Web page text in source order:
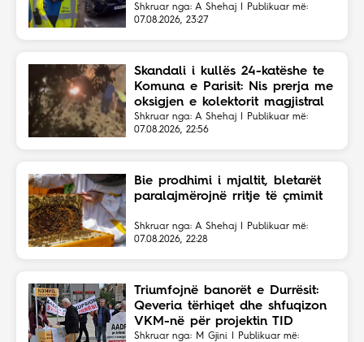
Shkruar nga: A Shehaj | Publikuar më:
07.08.2026, 23:27
Skandali i kullës 24-katëshe te
Komuna e Parisit: Nis prerja me
oksigjen e kolektorit magjistral
në fshehtësi
Shkruar nga: A Shehaj | Publikuar më:
07.08.2026, 22:56
Bie prodhimi i mjaltit, bletarët
paralajmërojnë rritje të çmimit
Shkruar nga: A Shehaj | Publikuar më:
07.08.2026, 22:28
Triumfojnë banorët e Durrësit:
Qeveria tërhiqet dhe shfuqizon
VKM-në për projektin TID
Shkruar nga: M Gjini | Publikuar më: